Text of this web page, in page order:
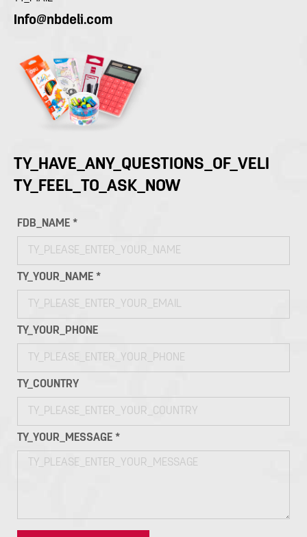
Info@nbdeli.com
TY_HAVE_ANY_QUESTIONS_OF_VELI
TY_FEEL_TO_ASK_NOW
FDB_NAME *
TY_YOUR_NAME *
TY_YOUR_PHONE
TY_COUNTRY
TY_YOUR_MESSAGE *